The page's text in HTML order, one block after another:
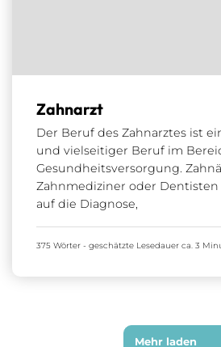
Zahnarzt
Der Beruf des Zahnarztes ist
und vielseitiger Beruf im
Gesundheitsversorgung.
Zahnmediziner oder
auf die Diagnose,
375 Wörter - geschätzte Lesedauer ca. 3
Mehr laden